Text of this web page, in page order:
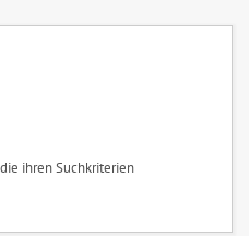
ihren Suchkriterien